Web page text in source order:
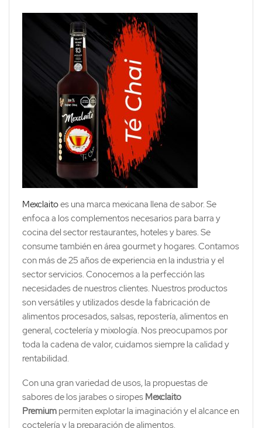
Mexclaitoes una marca mexicana llena de sabor. Se
enfoca a los complementos necesarios para barra y
cocina del sector restaurantes, hoteles y bares. Se
consume también en área gourmet y hogares. Contamos
con más de 25 años de experiencia en la industria y el
sector servicios. Conocemos a la perfección las
necesidades de nuestros clientes. Nuestros productos
son versátiles y utilizados desde la fabricación de
alimentos procesados, salsas, repostería, alimentos en
general, coctelería y mixología. Nos preocupamos por
toda la cadena de valor, cuidamos siempre la calidad y
rentabilidad.
Con una gran variedad de usos, la propuestas de
sabores de los jarabes o siropes Mexclaito
Premium permiten explotar la imaginación y el alcance en
coctelería y la preparación de alimentos.